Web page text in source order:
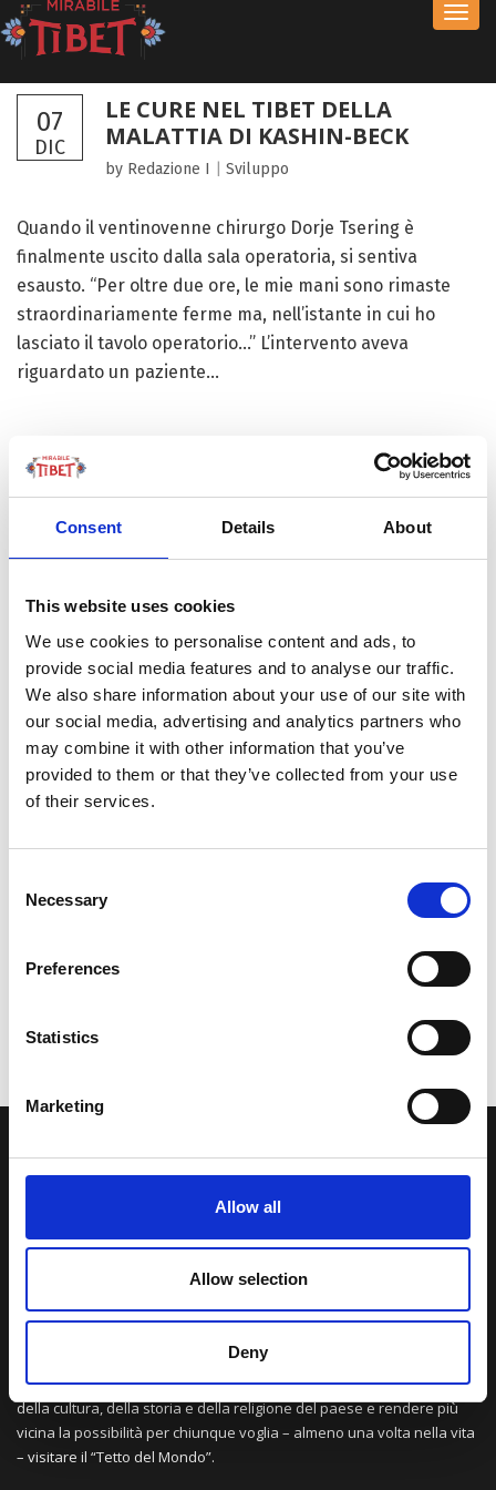
Consent Details About
This website uses cookies
We use cookies to personalise content and ads, to
provide social media features and to analyse our traffic.
We also share information about your use of our site with
our social media, advertising and analytics partners who
may combine it with other information that you’ve
provided to them or that they’ve collected from your use
of their services.
Selection
Necessary
Preferences
Statistics
Marketing
Allow all
Allow selection
Deny
07
DIC
LE CURE NEL TIBET DELLA
MALATTIA DI KASHIN-BECK
by Redazione I Sviluppo
Quando il ventinovenne chirurgo Dorje Tsering è
finalmente uscito dalla sala operatoria, si sentiva
esausto. “Per oltre due ore, le mie mani sono rimaste
straordinariamente ferme ma, nell’istante in cui ho
lasciato il tavolo operatorio…” L’intervento aveva
riguardato un paziente...
FOCUS TIBET
SULLA VETTA DELLO XIZANG, DOVE IL VENTO
LA NOSTRA MISSION
avuto modo di viaggiare e conoscere questa meravigliosa regione.
Una regione affascinante, densa di spiritualità che con i suoi
paesaggi e la sua gente è capace di riempire il cuore.
Attraverso i nostri contributi cercheremo agevolare la conoscenza
della cultura, della storia e della religione del paese e rendere più
vicina la possibilità per chiunque voglia – almeno una volta nella vita
– visitare il “Tetto del Mondo”.